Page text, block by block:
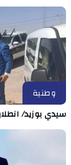
وطنية
سيدي بوزيد/